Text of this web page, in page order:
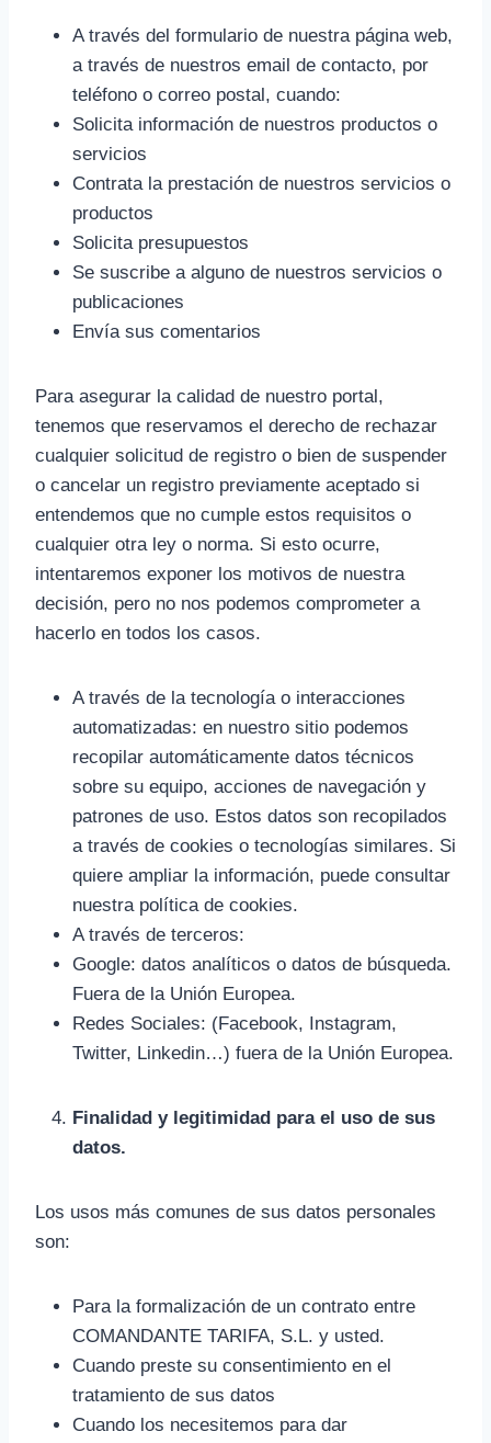
A través del formulario de nuestra página web,
a través de nuestros email de contacto, por
teléfono o correo postal, cuando:
Solicita información de nuestros productos o
servicios
Contrata la prestación de nuestros servicios o
productos
Solicita presupuestos
Se suscribe a alguno de nuestros servicios o
publicaciones
Envía sus comentarios
Para asegurar la calidad de nuestro portal,
tenemos que reservamos el derecho de rechazar
cualquier solicitud de registro o bien de suspender
o cancelar un registro previamente aceptado si
entendemos que no cumple estos requisitos o
cualquier otra ley o norma. Si esto ocurre,
intentaremos exponer los motivos de nuestra
decisión, pero no nos podemos comprometer a
hacerlo en todos los casos.
A través de la tecnología o interacciones
automatizadas: en nuestro sitio podemos
recopilar automáticamente datos técnicos
sobre su equipo, acciones de navegación y
patrones de uso. Estos datos son recopilados
a través de cookies o tecnologías similares. Si
quiere ampliar la información, puede consultar
nuestra política de cookies.
A través de terceros:
Google: datos analíticos o datos de búsqueda.
Fuera de la Unión Europea.
Redes Sociales: (Facebook, Instagram,
Twitter, Linkedin…) fuera de la Unión Europea.
Finalidad y legitimidad para el uso de sus
datos.
Los usos más comunes de sus datos personales
son:
Para la formalización de un contrato entre
COMANDANTE TARIFA, S.L. y usted.
Cuando preste su consentimiento en el
tratamiento de sus datos
Cuando los necesitemos para dar